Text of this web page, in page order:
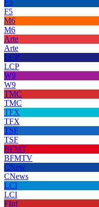
F5
F5
M6
M6
Arte
Arte
LCP
LCP
W9
W9
TMC
TMC
TFX
TFX
TSF
TSF
BFMT
BFMTV
CNew
CNews
LCI
LCI
FInf